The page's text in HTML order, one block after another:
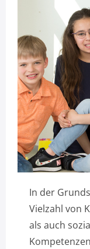
In der
Vielzahl von
als auch